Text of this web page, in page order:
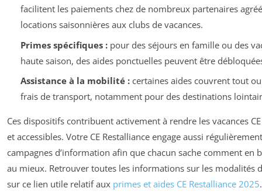
facilitent les paiements chez de nombreux partenaires
locations saisonnières aux clubs de vacances.
Primes spécifiques :pour des séjours en famille ou des
haute saison, des aides ponctuelles peuvent être
Assistance à la mobilité :certaines aides couvrent tout
frais de transport, notamment pour des destinations
Ces dispositifs contribuent activement à rendre les vacances
et accessibles. Votre CE Restalliance engage aussi
campagnes d’information afin que chacun sache comment en
au mieux. Retrouver toutes les informations sur les modalités
sur ce lien utile relatif aux primes et aides CE Restalliance 2025.